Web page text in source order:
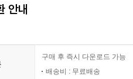
안내
구매 후 즉시 다운로드 가능
배송비 : 무료배송